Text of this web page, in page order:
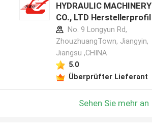
HYDRAULIC MACHINERY
CO., LTD Herstellerprofil
No. 9 Longyun Rd,
ZhouzhuangTown, Jiangyin,
Jiangsu ,CHINA
5.0
Überprüfter Lieferant
Sehen Sie mehr an